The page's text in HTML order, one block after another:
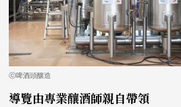
ⓒ啤酒頭釀造
導覽由專業釀酒師親自帶領